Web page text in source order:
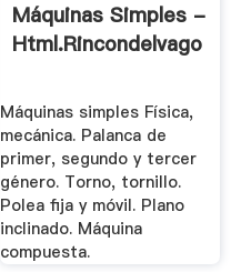
Máquinas Simples -
Html.rincondelvago
Máquinas simples Física,
mecánica. Palanca de
primer, segundo y tercer
género. Torno, tornillo.
Polea fija y móvil. Plano
inclinado. Máquina
compuesta.